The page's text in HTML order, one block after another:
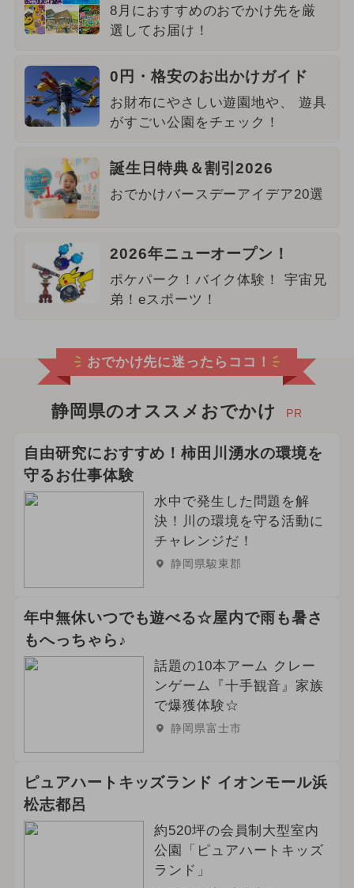
8月におすすめのおでかけ先を厳
選してお届け！
0円・格安のお出かけガイド
お財布にやさしい遊園地や、 遊具
がすごい公園をチェック！
誕生日特典＆割引2026
おでかけバースデーアイデア20選
2026年ニューオープン！
ポケパーク！バイク体験！ 宇宙兄
弟！eスポーツ！
おでかけ先に迷ったらココ！
静岡県のオススメおでかけ PR
自由研究におすすめ！柿田川湧水の環境を
守るお仕事体験
水中で発生した問題を解
決！川の環境を守る活動に
チャレンジだ！
静岡県駿東郡
年中無休いつでも遊べる☆屋内で雨も暑さ
もへっちゃら♪
話題の10本アーム クレー
ンゲーム『十手観音』家族
で爆獲体験☆
静岡県富士市
ピュアハートキッズランド イオンモール浜
松志都呂
約520坪の会員制大型室内
公園「ピュアハートキッズ
ランド」